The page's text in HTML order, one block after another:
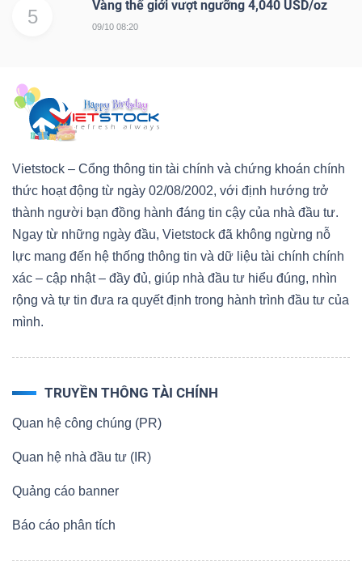
5
Vàng thế giới vượt ngưỡng 4,040 USD/oz
09/10 08:20
Vietstock – Cổng thông tin tài chính và chứng khoán chính
thức hoạt động từ ngày 02/08/2002, với định hướng trở
thành người bạn đồng hành đáng tin cậy của nhà đầu tư.
Ngay từ những ngày đầu, Vietstock đã không ngừng nỗ
lực mang đến hệ thống thông tin và dữ liệu tài chính chính
xác – cập nhật – đầy đủ, giúp nhà đầu tư hiểu đúng, nhìn
rộng và tự tin đưa ra quyết định trong hành trình đầu tư của
mình.
TRUYỀN THÔNG TÀI CHÍNH
Quan hệ công chúng (PR)
Quan hệ nhà đầu tư (IR)
Quảng cáo banner
Báo cáo phân tích
Truyền
tài
chính
Dữ
liệu